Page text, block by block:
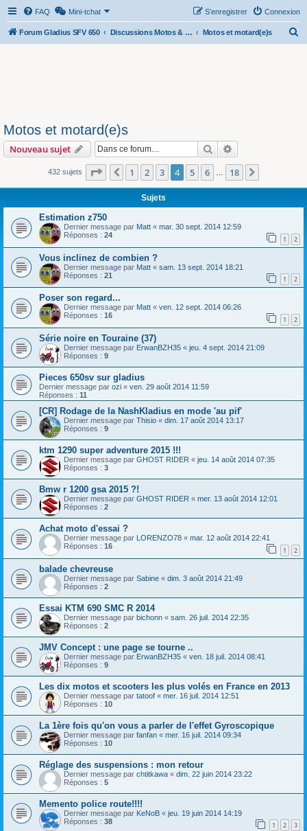
FAQ Mini-tchat Connexion
S’enregistrer
Forum Gladius SFV 650 Discussions Motos & Motard(e)s Motos et motard(e)s
Motos et motard(e)s
Nouveau sujet Rechercher
432 sujets Page sur18
Précédente
1 2 3 4 5 6 18
Sujets
Estimation z750
Dernier message par Matt « mar. 30 sept. 2014 12:59
Réponses : 24 1 2
Vous inclinez de combien ?
Dernier message par Matt « sam. 13 sept. 2014 18:21
Réponses : 21 1 2
Poser son regard...
Dernier message par Matt « ven. 12 sept. 2014 06:26
Réponses : 16 1 2
Série noire en Touraine (37)
Dernier message par ErwanBZH35 « jeu. 4 sept. 2014 21:09
Réponses : 9
Pieces 650sv sur gladius
Dernier message par ozi « ven. 29 août 2014 11:59
Réponses : 11
[CR] Rodage de la NashKladius en mode 'au pif'
Dernier message par Thisio « dim. 17 août 2014 13:17
Réponses : 9
ktm 1290 super adventure 2015 !!!
Dernier message par GHOST RIDER « jeu. 14 août 2014 07:35
Réponses : 3
Bmw r 1200 gsa 2015 ?!
Dernier message par GHOST RIDER « mer. 13 août 2014 12:01
Réponses : 2
Achat moto d'essai ?
Dernier message par LORENZO78 « mar. 12 août 2014 22:41
Réponses : 16 1 2
balade chevreuse
Dernier message par Sabine « dim. 3 août 2014 21:49
Réponses : 2
Essai KTM 690 SMC R 2014
Dernier message par bichonn « sam. 26 juil. 2014 22:35
Réponses : 2
JMV Concept : une page se tourne ..
Dernier message par ErwanBZH35 « ven. 18 juil. 2014 08:41
Réponses : 9
Les dix motos et scooters les plus volés en France en 2013
Dernier message par tatoof « mer. 16 juil. 2014 12:51
Réponses : 10
La 1ère fois qu'on vous a parler de l'effet Gyroscopique
Dernier message par fanfan « mer. 16 juil. 2014 09:34
Réponses : 10
Réglage des suspensions : mon retour
Dernier message par chtitkawa « dim. 22 juin 2014 23:22
Réponses : 5
Memento police route!!!!
Dernier message par KeNoB « jeu. 19 juin 2014 14:19
Réponses : 38 1 2 3